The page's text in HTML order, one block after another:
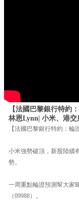
【法國巴黎銀行特約
林恩Lynn| 小米、港交
【法國巴黎銀行特約：輪
小米強勢破頂，新股陸續
勢。
一周重點輪證預測幫大家
（09988）。